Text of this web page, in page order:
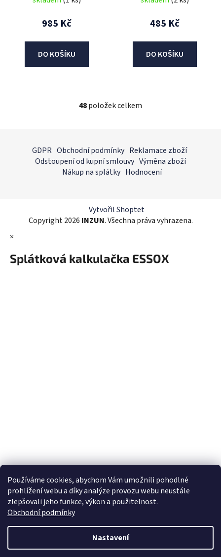
Používáme cookies, abychom Vám umožnili pohodlné
prohlížení webu a díky analýze provozu webu neustále
zlepšovali jeho funkce, výkon a použitelnost.
Obchodní podmínky
Nastavení
985 Kč
DO KOŠÍKU
485 Kč
DO KOŠÍKU
O
d
a
c
r
v
v
ý
48položek celkem
GDPR Obchodní podmínky Reklamace zboží
Odstoupení od kupní smlouvy Výměna zboží
Nákup na splátky Hodnocení
Vytvořil Shoptet
Copyright 2026 INZUN. Všechna práva vyhrazena.
×
Splátková kalkulačka ESSOX